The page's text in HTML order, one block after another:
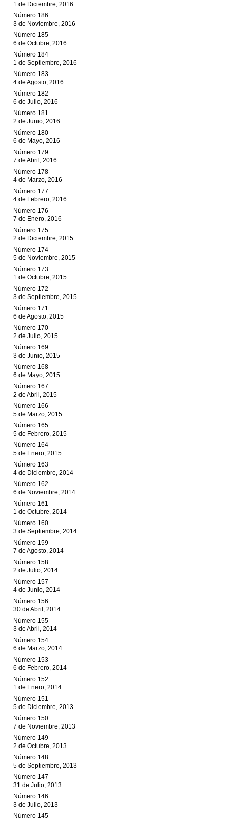
1 de Diciembre, 2016
Número 186
3 de Noviembre, 2016
Número 185
6 de Octubre, 2016
Número 184
1 de Septiembre, 2016
Número 183
4 de Agosto, 2016
Número 182
6 de Julio, 2016
Número 181
2 de Junio, 2016
Número 180
6 de Mayo, 2016
Número 179
7 de Abril, 2016
Número 178
4 de Marzo, 2016
Número 177
4 de Febrero, 2016
Número 176
7 de Enero, 2016
Número 175
2 de Diciembre, 2015
Número 174
5 de Noviembre, 2015
Número 173
1 de Octubre, 2015
Número 172
3 de Septiembre, 2015
Número 171
6 de Agosto, 2015
Número 170
2 de Julio, 2015
Número 169
3 de Junio, 2015
Número 168
6 de Mayo, 2015
Número 167
2 de Abril, 2015
Número 166
5 de Marzo, 2015
Número 165
5 de Febrero, 2015
Número 164
5 de Enero, 2015
Número 163
4 de Diciembre, 2014
Número 162
6 de Noviembre, 2014
Número 161
1 de Octubre, 2014
Número 160
3 de Septiembre, 2014
Número 159
7 de Agosto, 2014
Número 158
2 de Julio, 2014
Número 157
4 de Junio, 2014
Número 156
30 de Abril, 2014
Número 155
3 de Abril, 2014
Número 154
6 de Marzo, 2014
Número 153
6 de Febrero, 2014
Número 152
1 de Enero, 2014
Número 151
5 de Diciembre, 2013
Número 150
7 de Noviembre, 2013
Número 149
2 de Octubre, 2013
Número 148
5 de Septiembre, 2013
Número 147
31 de Julio, 2013
Número 146
3 de Julio, 2013
Número 145